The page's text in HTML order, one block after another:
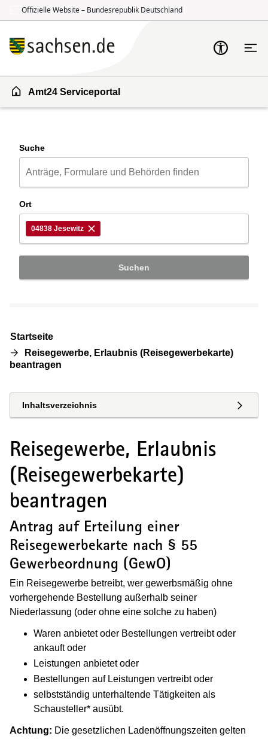
Offizielle Website – Bundesrepublik Deutschland
Amt24 Serviceportal
Suche
Ort
04838 Jesewitz
Suchen
Startseite
Reisegewerbe, Erlaubnis (Reisegewerbekarte)
beantragen
Inhaltsverzeichnis
Reisegewerbe, Erlaubnis
(Reisegewerbekarte)
beantragen
Antrag auf Erteilung einer
Reisegewerbekarte nach § 55
Gewerbeordnung (GewO)
Ein Reisegewerbe betreibt, wer gewerbsmäßig ohne
vorhergehende Bestellung außerhalb seiner
Niederlassung (oder ohne eine solche zu haben)
Waren anbietet oder Bestellungen vertreibt oder
ankauft oder
Leistungen anbietet oder
Bestellungen auf Leistungen vertreibt oder
selbstständig unterhaltende Tätigkeiten als
Schausteller* ausübt.
Achtung: Die gesetzlichen Ladenöffnungszeiten gelten